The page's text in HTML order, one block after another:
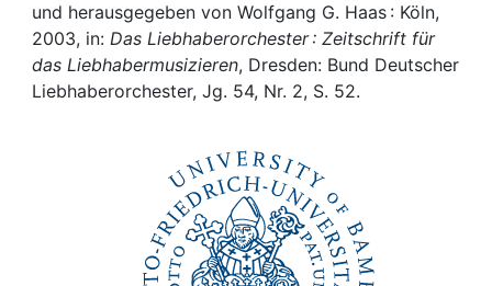
Help
und herausgegeben von Wolfgang G. Haas : Köln,
2003, in: Das Liebhaberorchester : Zeitschrift für
das Liebhabermusizieren, Dresden: Bund Deutscher
Liebhaberorchester, Jg. 54, Nr. 2, S. 52.